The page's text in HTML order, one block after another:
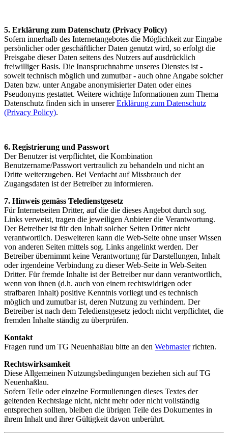
5. Erklärung zum Datenschutz (Privacy Policy)
Sofern innerhalb des Internetangebotes die Möglichkeit zur Eingabe
persönlicher oder geschäftlicher Daten genutzt wird, so erfolgt die
Preisgabe dieser Daten seitens des Nutzers auf ausdrücklich
freiwilliger Basis. Die Inanspruchnahme unseres Dienstes ist -
soweit technisch möglich und zumutbar - auch ohne Angabe solcher
Daten bzw. unter Angabe anonymisierter Daten oder eines
Pseudonyms gestattet. Weitere wichtige Informationen zum Thema
Datenschutz finden sich in unsererErklärung zum Datenschutz
(Privacy Policy).
6. Registrierung und Passwort
Der Benutzer ist verpflichtet, die Kombination
Benutzername/Passwort vertraulich zu behandeln und nicht an
Dritte weiterzugeben. Bei Verdacht auf Missbrauch der
Zugangsdaten ist der Betreiber zu informieren.
7. Hinweis gemäss Teledienstgesetz
Für Internetseiten Dritter, auf die die dieses Angebot durch sog.
Links verweist, tragen die jeweiligen Anbieter die Verantwortung.
Der Betreiber ist für den Inhalt solcher Seiten Dritter nicht
verantwortlich. Desweiteren kann die Web-Seite ohne unser Wissen
von anderen Seiten mittels sog. Links angelinkt werden. Der
Betreiber übernimmt keine Verantwortung für Darstellungen, Inhalt
oder irgendeine Verbindung zu dieser Web-Seite in Web-Seiten
Dritter. Für fremde Inhalte ist der Betreiber nur dann verantwortlich,
wenn von ihnen (d.h. auch von einem rechtswidrigen oder
strafbaren Inhalt) positive Kenntnis vorliegt und es technisch
möglich und zumutbar ist, deren Nutzung zu verhindern. Der
Betreiber ist nach dem Teledienstgesetz jedoch nicht verpflichtet, die
fremden Inhalte ständig zu überprüfen.
Kontakt
Fragen rund um TG Neuenhaßlau bitte an den Webmasterrichten.
Rechtswirksamkeit
Diese Allgemeinen Nutzungsbedingungen beziehen sich auf TG
Neuenhaßlau.
Sofern Teile oder einzelne Formulierungen dieses Textes der
geltenden Rechtslage nicht, nicht mehr oder nicht vollständig
entsprechen sollten, bleiben die übrigen Teile des Dokumentes in
ihrem Inhalt und ihrer Gültigkeit davon unberührt.